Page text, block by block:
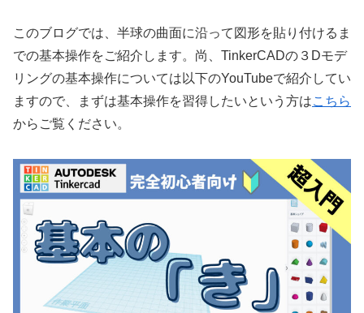
このブログでは、半球の曲面に沿って図形を貼り付けるま
での基本操作をご紹介します。尚、TinkerCADの３Dモデ
リングの基本操作については以下のYouTubeで紹介してい
ますので、まずは基本操作を習得したいという方はこちら
からご覧ください。